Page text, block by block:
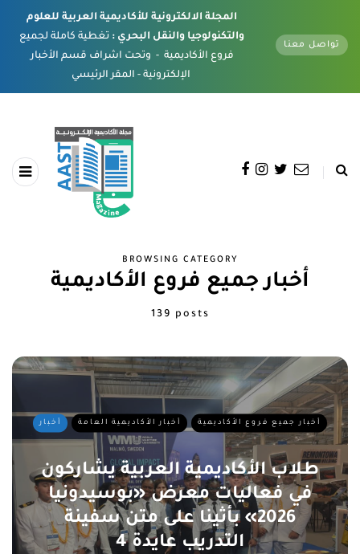
المجلة الالكترونية للأكاديمية العربية للعلوم
والتكنولوجيا والنقل البحري : تغطية كاملة لجميع
فروع الأكاديمية - وتحت اشراف قسم الأخبار
تواصل معنا
BROWSING CATEGORY
أخبار جميع فروع الأكاديمية
139 posts
أخبار أخبار الأكاديمية العامة أخبار جميع فروع الأكاديمية
طلاب الأكاديمية العربية يشاركون
في فعاليات معرض «بوسيدونيا
2026» بأثينا على متن سفينة
التدريب عايدة 4